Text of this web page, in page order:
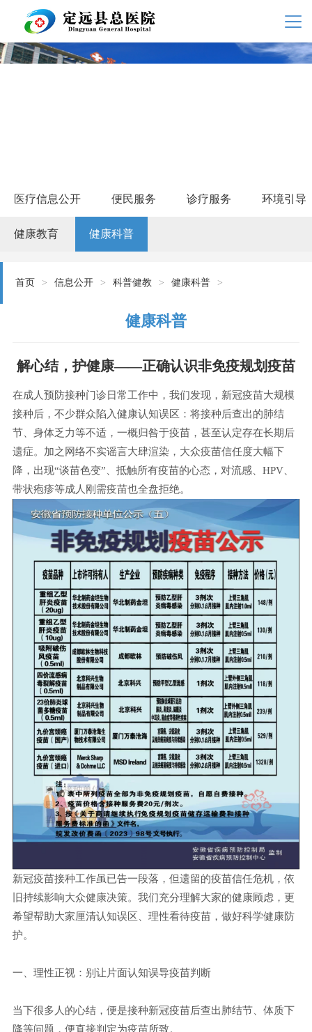
医疗信息公开 便民服务 诊疗服务 环境引导
健康教育 健康科普
首页 > 信息公开 > 科普健教 > 健康科普 >
健康科普
解心结，护健康——正确认识非免疫规划疫苗
在成人预防接种门诊日常工作中，我们发现，新冠疫苗大规模
接种后，不少群众陷入健康认知误区：将接种后查出的肺结
节、身体乏力等不适，一概归咎于疫苗，甚至认定存在长期后
遗症。加之网络不实谣言大肆渲染，大众疫苗信任度大幅下
降，出现“谈苗色变”、抵触所有疫苗的心态，对流感、HPV、
带状疱疹等成人刚需疫苗也全盘拒绝。
新冠疫苗接种工作虽已告一段落，但遗留的疫苗信任危机，依
旧持续影响大众健康决策。我们充分理解大家的健康顾虑，更
希望帮助大家厘清认知误区、理性看待疫苗，做好科学健康防
护。
一、理性正视：别让片面认知误导疫苗判断
当下很多人的心结，便是接种新冠疫苗后查出肺结节、体质下
降等问题，便直接判定为疫苗所致。